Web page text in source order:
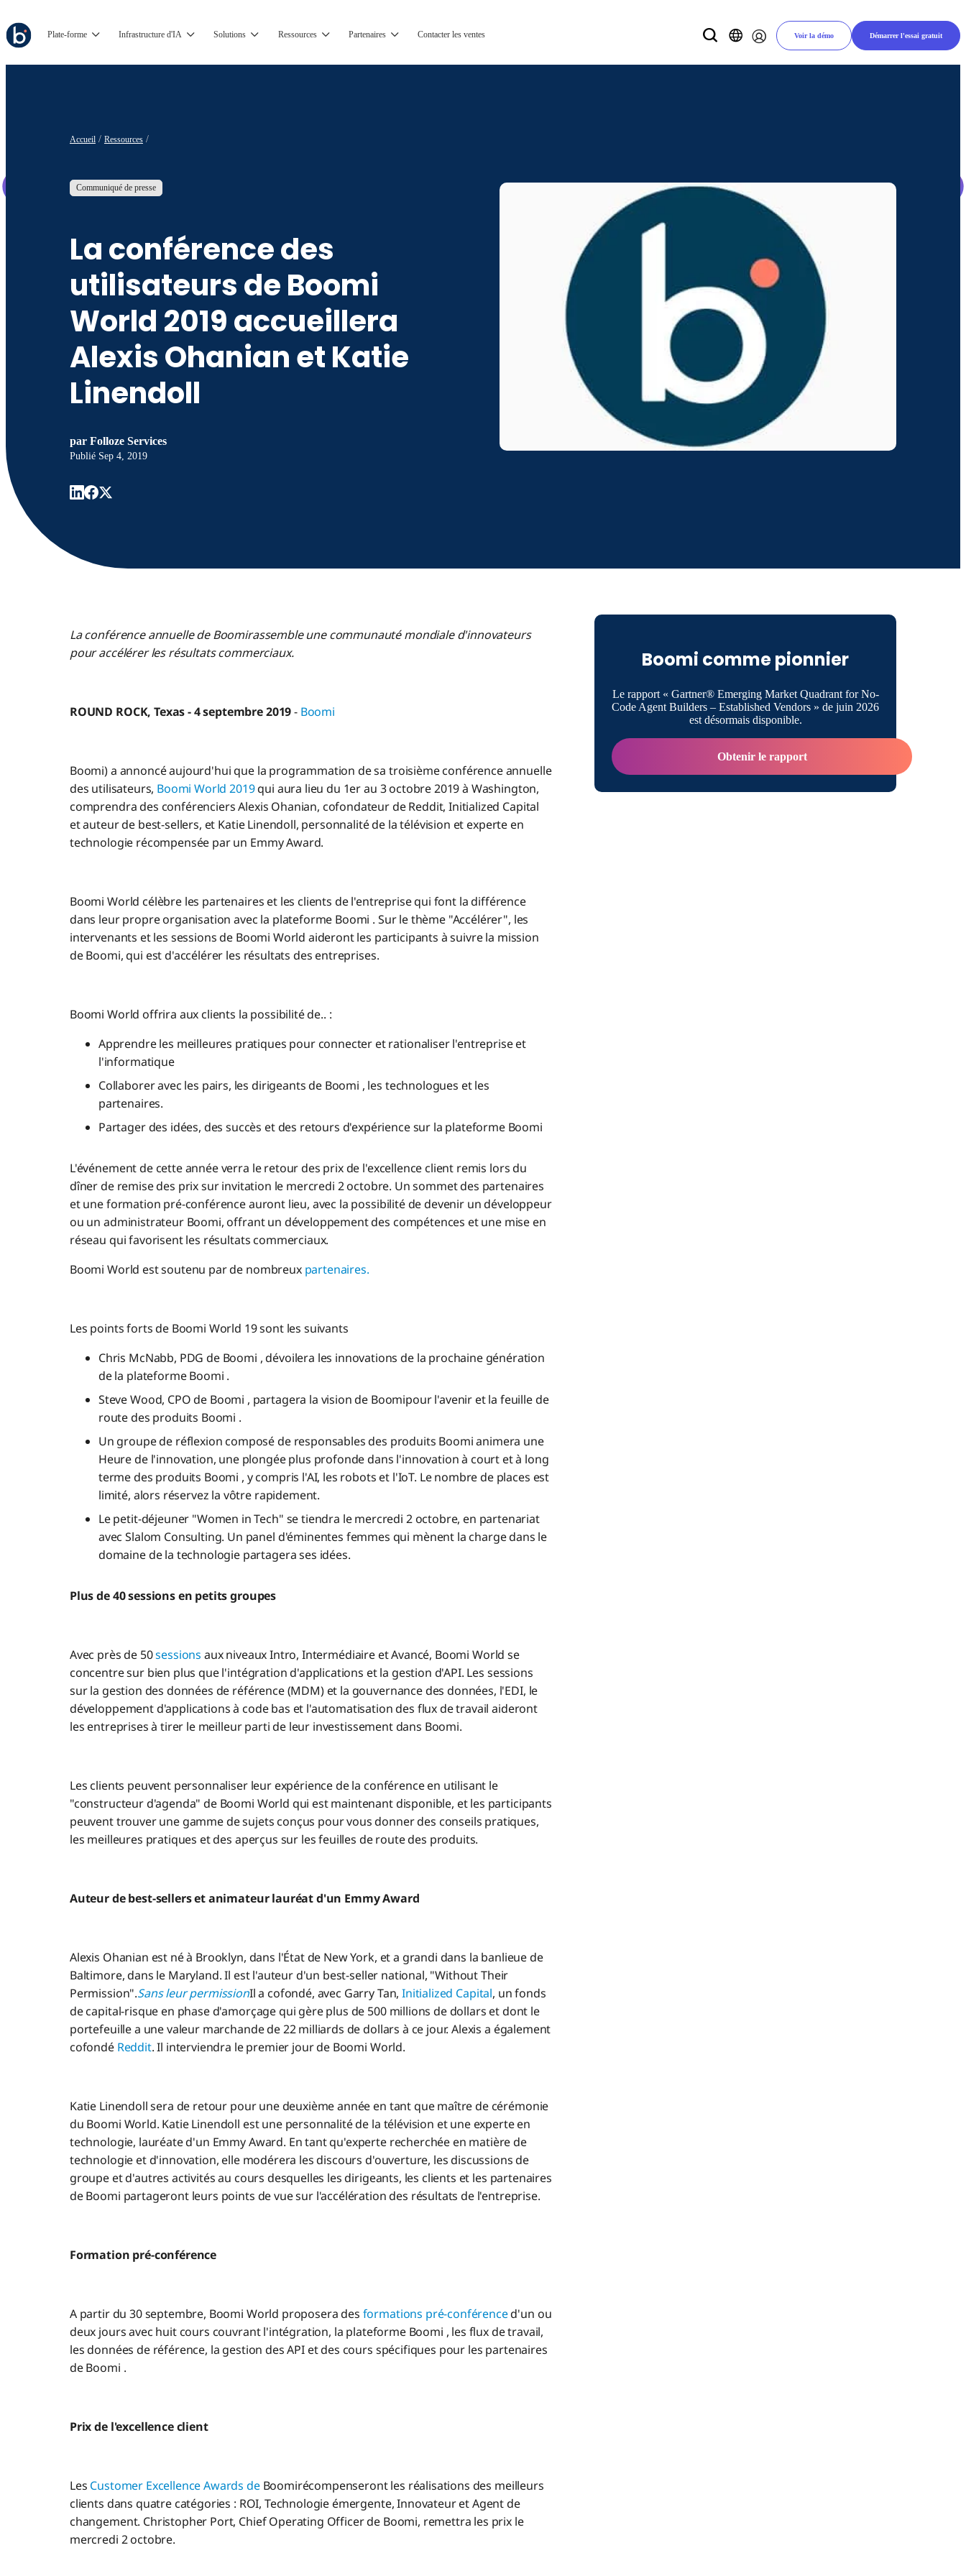
Plate-forme Infrastructure d'IA Solutions Ressources Partenaires Contacter les ventes Voir la démo Démarrer l'essai gratuit
Accueil Ressources
Communiqué de presse
La conférence des
utilisateurs de Boomi
World 2019 accueillera
Alexis Ohanian et Katie
Linendoll
par Folloze Services
Publié Sep 4, 2019
La conférence annuelle de Boomirassemble une communauté mondiale d'innovateurs
pour accélérer les résultats commerciaux.
ROUND ROCK, Texas - 4 septembre 2019- Boomi
Boomi) a annoncé aujourd'hui que la programmation de sa troisième conférence annuelle
des utilisateurs, Boomi World 2019qui aura lieu du 1er au 3 octobre 2019 à Washington,
comprendra des conférenciers Alexis Ohanian, cofondateur de Reddit, Initialized Capital
et auteur de best-sellers, et Katie Linendoll, personnalité de la télévision et experte en
technologie récompensée par un Emmy Award.
Boomi World célèbre les partenaires et les clients de l'entreprise qui font la différence
dans leur propre organisation avec la plateforme Boomi . Sur le thème "Accélérer", les
intervenants et les sessions de Boomi World aideront les participants à suivre la mission
de Boomi, qui est d'accélérer les résultats des entreprises.
Boomi World offrira aux clients la possibilité de.. :
Apprendre les meilleures pratiques pour connecter et rationaliser l'entreprise et
l'informatique
Collaborer avec les pairs, les dirigeants de Boomi , les technologues et les
partenaires.
Partager des idées, des succès et des retours d'expérience sur la plateforme Boomi
L'événement de cette année verra le retour des prix de l'excellence client remis lors du
dîner de remise des prix sur invitation le mercredi 2 octobre. Un sommet des partenaires
et une formation pré-conférence auront lieu, avec la possibilité de devenir un développeur
ou un administrateur Boomi, offrant un développement des compétences et une mise en
réseau qui favorisent les résultats commerciaux.
Boomi World est soutenu par de nombreux partenaires.
Les points forts de Boomi World 19 sont les suivants
Chris McNabb, PDG de Boomi , dévoilera les innovations de la prochaine génération
de la plateforme Boomi .
Steve Wood, CPO de Boomi , partagera la vision de Boomipour l'avenir et la feuille de
route des produits Boomi .
Un groupe de réflexion composé de responsables des produits Boomi animera une
Heure de l'innovation, une plongée plus profonde dans l'innovation à court et à long
terme des produits Boomi , y compris l'AI, les robots et l'IoT. Le nombre de places est
limité, alors réservez la vôtre rapidement.
Le petit-déjeuner "Women in Tech" se tiendra le mercredi 2 octobre, en partenariat
avec Slalom Consulting. Un panel d'éminentes femmes qui mènent la charge dans le
domaine de la technologie partagera ses idées.
Plus de 40 sessions en petits groupes
Avec près de 50sessions aux niveaux Intro, Intermédiaire et Avancé, Boomi World se
concentre sur bien plus que l'intégration d'applications et la gestion d'API. Les sessions
sur la gestion des données de référence (MDM) et la gouvernance des données, l'EDI, le
développement d'applications à code bas et l'automatisation des flux de travail aideront
les entreprises à tirer le meilleur parti de leur investissement dans Boomi.
Les clients peuvent personnaliser leur expérience de la conférence en utilisant le
"constructeur d'agenda" de Boomi World qui est maintenant disponible, et les participants
peuvent trouver une gamme de sujets conçus pour vous donner des conseils pratiques,
les meilleures pratiques et des aperçus sur les feuilles de route des produits.
Auteur de best-sellers et animateur lauréat d'un Emmy Award
Alexis Ohanian est né à Brooklyn, dans l'État de New York, et a grandi dans la banlieue de
Baltimore, dans le Maryland. Il est l'auteur d'un best-seller national, "Without Their
Permission".Sans leur permissionIl a cofondé, avec Garry Tan,Initialized Capital, un fonds
de capital-risque en phase d'amorçage qui gère plus de 500 millions de dollars et dont le
portefeuille a une valeur marchande de 22 milliards de dollars à ce jour. Alexis a également
cofondé Reddit. Il interviendra le premier jour de Boomi World.
Katie Linendoll sera de retour pour une deuxième année en tant que maître de cérémonie
du Boomi World. Katie Linendoll est une personnalité de la télévision et une experte en
technologie, lauréate d'un Emmy Award. En tant qu'experte recherchée en matière de
technologie et d'innovation, elle modérera les discours d'ouverture, les discussions de
groupe et d'autres activités au cours desquelles les dirigeants, les clients et les partenaires
de Boomi partageront leurs points de vue sur l'accélération des résultats de l'entreprise.
Formation pré-conférence
A partir du 30 septembre, Boomi World proposera des formations pré-conférenced'un ou
deux jours avec huit cours couvrant l'intégration, la plateforme Boomi , les flux de travail,
les données de référence, la gestion des API et des cours spécifiques pour les partenaires
de Boomi .
Prix de l'excellence client
Les Customer Excellence Awards deBoomirécompenseront les réalisations des meilleurs
clients dans quatre catégories : ROI, Technologie émergente, Innovateur et Agent de
changement. Christopher Port, Chief Operating Officer de Boomi, remettra les prix le
mercredi 2 octobre.
Boomi comme pionnier
Le rapport « Gartner® Emerging Market Quadrant for No-
Code Agent Builders – Established Vendors » de juin 2026
est désormais disponible.
Obtenir le rapport